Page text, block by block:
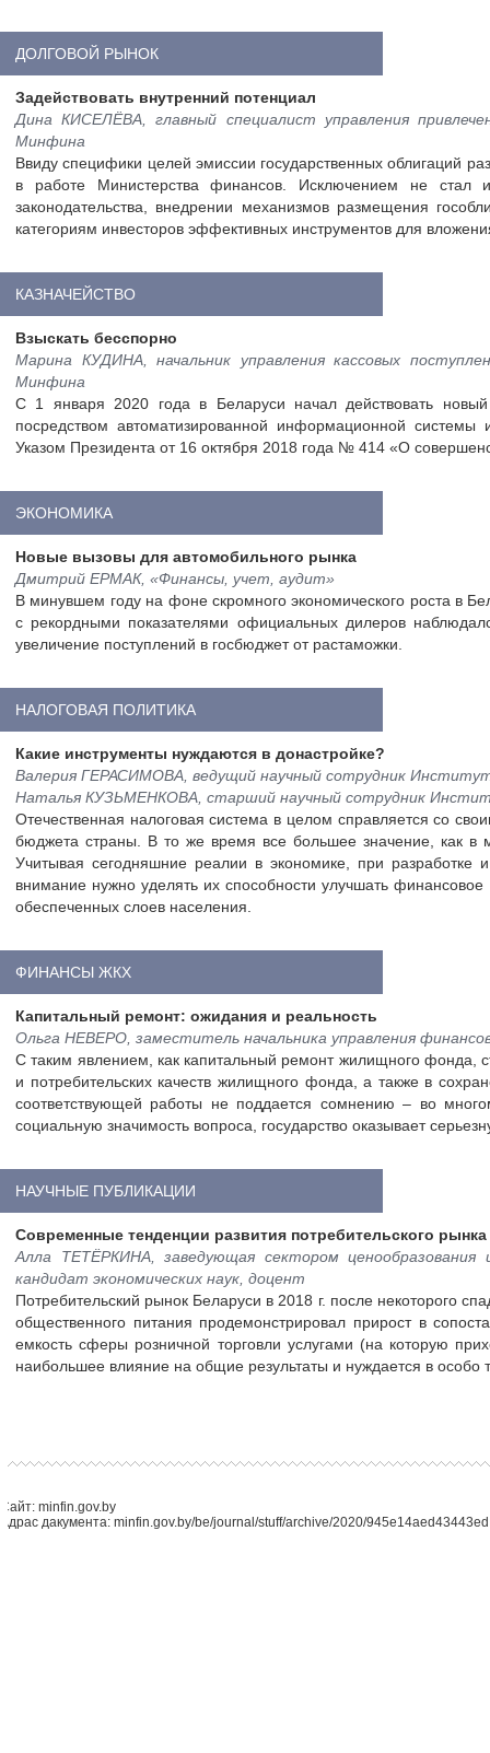
ДОЛГОВОЙ РЫНОК
Задействовать внутренний потенциал
Дина КИСЕЛЁВА, главный специалист управления
Минфина
Ввиду специфики целей эмиссии государственных облигаций
в работе Министерства финансов. Исключением не стал
законодательства, внедрении механизмов размещения
категориям инвесторов эффективных инструментов для
КАЗНАЧЕЙСТВО
Взыскать бесспорно
Марина КУДИНА, начальник управления кассовых
Минфина
С 1 января 2020 года в Беларуси начал действовать
посредством автоматизированной информационной
Указом Президента от 16 октября 2018 года № 414 «О
ЭКОНОМИКА
Новые вызовы для автомобильного рынка
Дмитрий ЕРМАК, «Финансы, учет, аудит»
В минувшем году на фоне скромного экономического роста в
с рекордными показателями официальных дилеров
увеличение поступлений в госбюджет от растаможки.
НАЛОГОВАЯ ПОЛИТИКА
Какие инструменты нуждаются в донастройке?
Валерия ГЕРАСИМОВА, ведущий научный сотрудник
Наталья КУЗЬМЕНКОВА, старший научный сотрудник
Отечественная налоговая система в целом справляется со
бюджета страны. В то же время все большее значение, как в
Учитывая сегодняшние реалии в экономике, при разработке
внимание нужно уделять их способности улучшать
обеспеченных слоев населения.
ФИНАНСЫ ЖКХ
Капитальный ремонт: ожидания и реальность
Ольга НЕВЕРО, заместитель начальника управления
С таким явлением, как капитальный ремонт жилищного фонда,
и потребительских качеств жилищного фонда, а также в
соответствующей работы не поддается сомнению – во
социальную значимость вопроса, государство оказывает
НАУЧНЫЕ ПУБЛИКАЦИИ
Современные тенденции развития потребительского
Алла ТЕТЁРКИНА, заведующая сектором
кандидат экономических наук, доцент
Потребительский рынок Беларуси в 2018 г. после некоторого
общественного питания продемонстрировал прирост в
емкость сферы розничной торговли услугами (на которую
наибольшее влияние на общие результаты и нуждается в особо
Сайт: minfin.gov.by
Адрас дакумента: minfin.gov.by/be/journal/stuff/archive/2020/